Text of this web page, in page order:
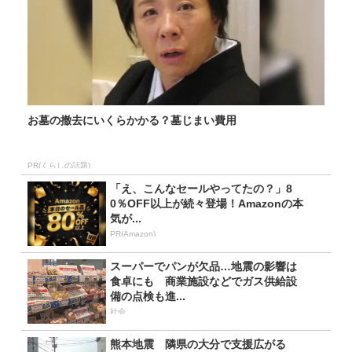
お墓の撤去にいくらかかる？墓じまい費用
PR(くらしの話題)
「え、こんなセールやってたの？」8
0％OFF以上が続々登場！Amazonの本
気が...
PR(Amazon)
スーパーでパンが欠品…地震の影響は
食卓にも 商業施設などでガス供給設
備の点検も進...
社会
熊本地震 隣県の大分で支援広がる